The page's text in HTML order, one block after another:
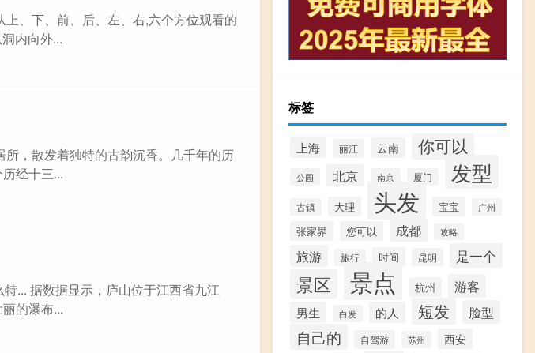
、下、前、后、左、右,六个方位观看的
内向外...
，散发着独特的古韵沉香。几千年的历
经十三...
特... 据数据显示，庐山位于江西省九江
的瀑布...
标签
上海 丽江 云南 你可以
公园 北京 南京 厦门 发型
古镇 大理 头发 宝宝 广州
张家界 您可以 成都 攻略
旅游 旅行 时间 昆明 是一个
景区 景点 杭州 游客
男生 白发 的人 短发 脸型
自己的 自驾游 苏州 西安